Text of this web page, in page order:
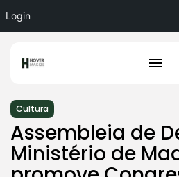
Login
Cultura
Assembleia de
Ministério de